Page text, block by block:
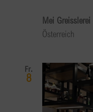
Mei Greisslerei
Österreich
Fr.
8